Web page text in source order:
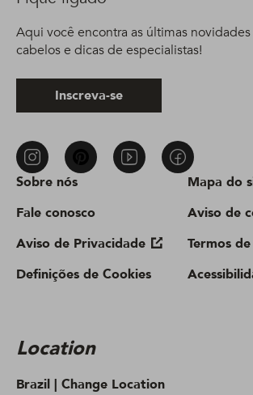
Sobre nós
Fale conosco
Aviso de Privacidade
Definições de Cookies
Mapa do
Aviso de
Termos
Location
Brazil | Change Location
Aqui você encontra as últimas
cabelos e dicas de especialistas!
Inscreva-se